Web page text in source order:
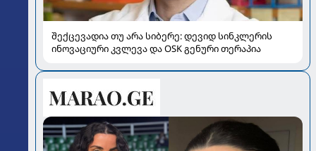
შექცევადია თუ არა სიბერე: დევიდ სინკლერის
ინოვაციური კვლევა და OSK გენური თერაპია